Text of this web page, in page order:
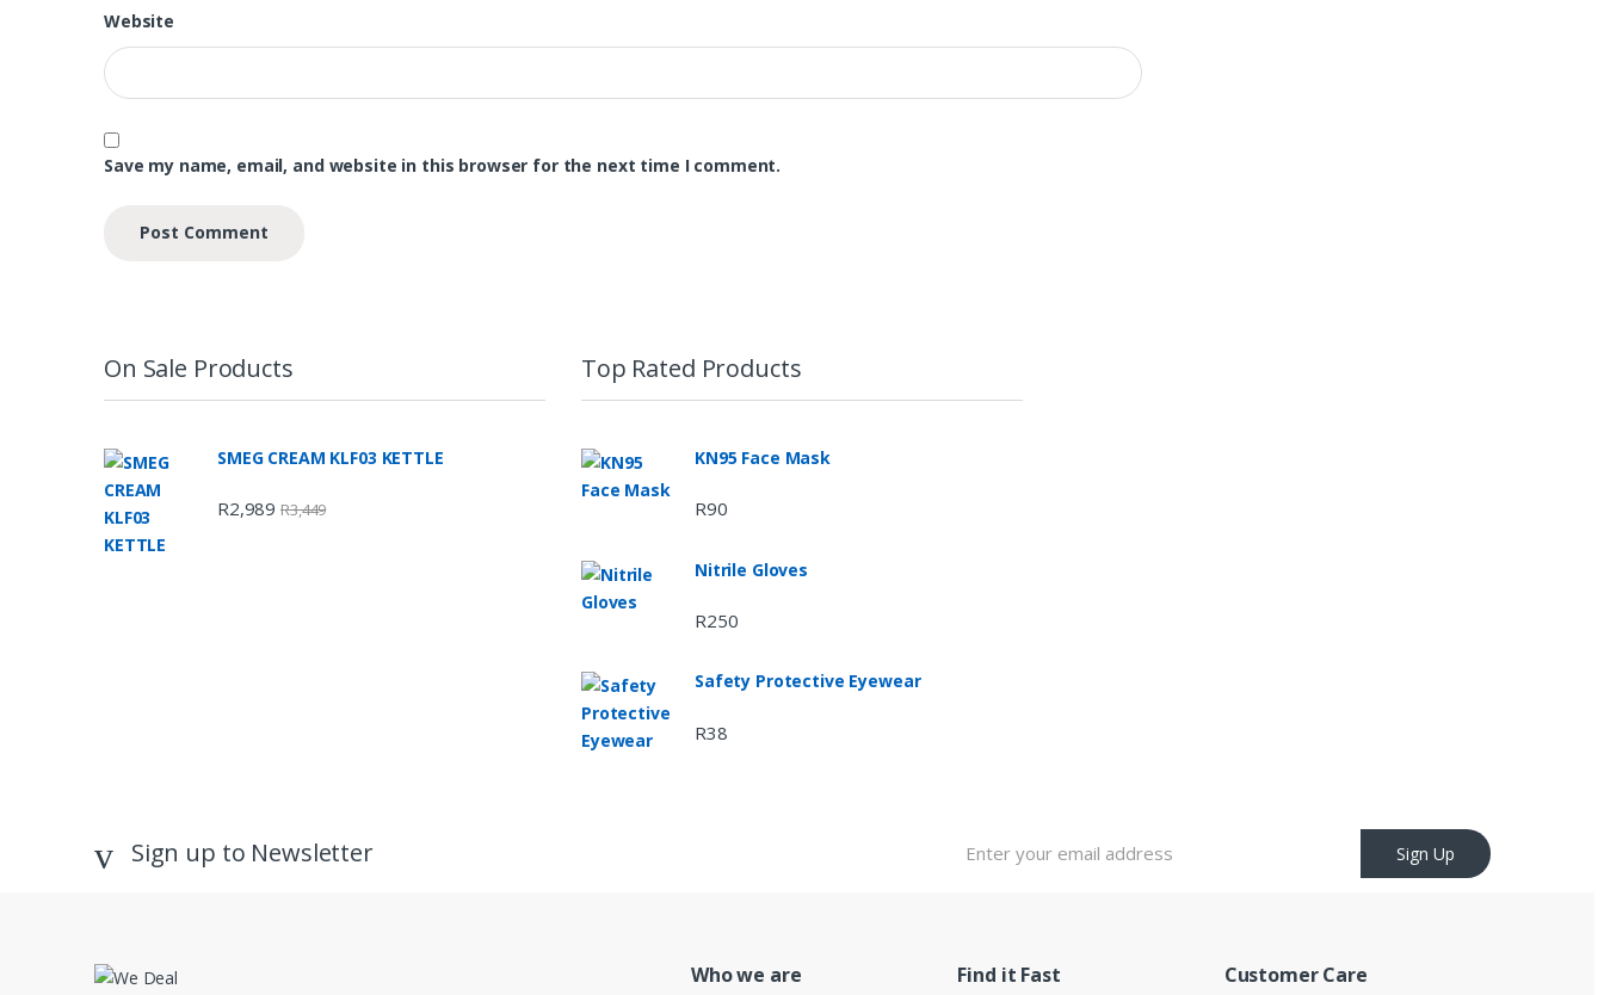
Website
Save my name, email, and website in this browser for the next time I comment.
On Sale Products
SMEG CREAM KLF03 KETTLE
R2,989 R3,449
Top Rated Products
KN95 Face Mask
R90
Nitrile Gloves
R250
Safety Protective Eyewear
R38
Sign up to Newsletter Sign Up
Who we are Find it Fast Customer Care